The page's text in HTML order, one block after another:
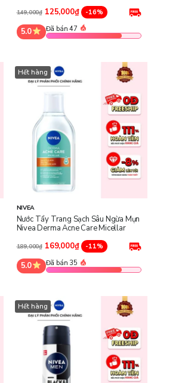
149,000₫ 125,000₫ -16%
5.0 Đã bán 47
Hết hàng
NIVEA
Nước Tẩy Trang Sạch Sâu Ngừa Mụn
Nivea Derma Acne Care Micellar
189,000₫ 169,000₫ -11%
5.0 Đã bán 35
Hết hàng